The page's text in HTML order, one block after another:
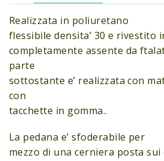
Realizzata in poliuretano
flessibile densita’ 30 e rivestito
completamente assente da
parte
sottostante e’ realizzata con
con
tacchette in gomma..
La pedana e’ sfoderabile per
mezzo di una cerniera posta